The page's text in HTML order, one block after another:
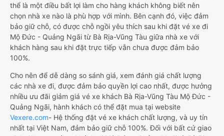
thể là một điều bất lợi làm cho hàng khách không biết nên
chọn nhà xe nào là phù hợp với mình. Bên cạnh đó, việc đảm
bảo giữ chỗ, có được chỗ ngồi yêu thích sau khi đặt vé xe đi
Mộ Đức - Quảng Ngãi từ Bà Rịa-Vũng Tàu giữa nhà xe với
khách hàng sau khi đặt trực tiếp vẫn chưa được đảm bảo
100%.
Cho nên để dễ dàng so sánh giá, xem đánh giá chất lượng
các nhà xe đi, được đảm bảo quyền lợi cao nhất, được hưởng
nhiều ưu đãi giảm giá vé xe khách Bà Rịa-Vũng Tàu Mộ Đức -
Quảng Ngãi, hành khách có thể đặt mua tại website
Vexere.com- Hệ thống đặt vé xe khách chất lượng, và uy tín
nhất tại Việt Nam, đảm bảo giữ chỗ 100%. Đối với bất cứ giao